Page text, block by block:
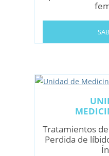
Tratamientos
Perdida de